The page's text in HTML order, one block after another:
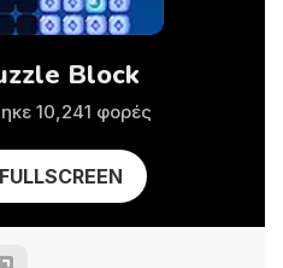
Block
10,241 φορές